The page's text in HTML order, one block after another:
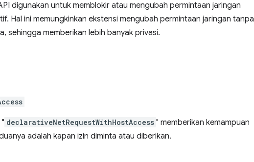
digunakan untuk memblokir atau mengubah permintaan jaringan
Hal ini memungkinkan ekstensi mengubah permintaan jaringan tanpa
sehingga memberikan lebih banyak privasi.
declarativeNetRequestWithHostAccess " memberikan kemampuan
adalah kapan izin diminta atau diberikan.